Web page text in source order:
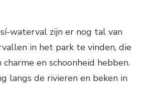
waterval zijn er nog tal van
in het park te vinden, die
en schoonheid hebben.
langs de rivieren en beken in